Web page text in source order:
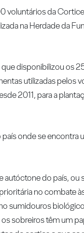
voluntários da
na Herdade da
disponibilizou os
utilizadas pelos
2011, para a
onde se encontra
do país, ou
no combate
sumidouros
sobreiros têm um